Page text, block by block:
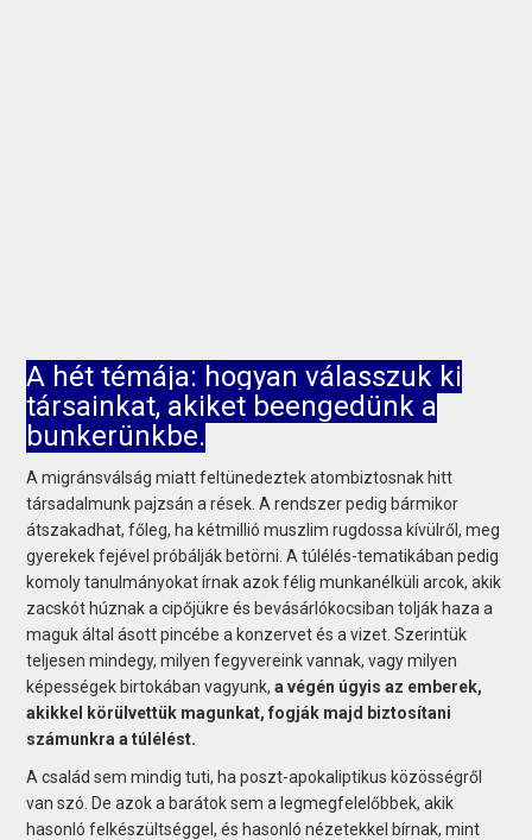
A hét témája: hogyan válasszuk ki
társainkat, akiket beengedünk a
bunkerünkbe.
A migránsválság miatt feltünedeztek atombiztosnak hitt
társadalmunk pajzsán a rések. A rendszer pedig bármikor
átszakadhat, főleg, ha kétmillió muszlim rugdossa kívülről, meg
gyerekek fejével próbálják betörni. A túlélés-tematikában pedig
komoly tanulmányokat írnak azok félig munkanélküli arcok, akik
zacskót húznak a cipőjükre és bevásárlókocsiban tolják haza a
maguk által ásott pincébe a konzervet és a vizet. Szerintük
teljesen mindegy, milyen fegyvereink vannak, vagy milyen
képességek birtokában vagyunk,a végén úgyis az emberek,
akikkel körülvettük magunkat, fogják majd biztosítani
számunkra a túlélést.
A család sem mindig tuti, ha poszt-apokaliptikus közösségről
van szó. De azok a barátok sem a legmegfelelőbbek, akik
hasonló felkészültséggel, és hasonló nézetekkel bírnak, mint